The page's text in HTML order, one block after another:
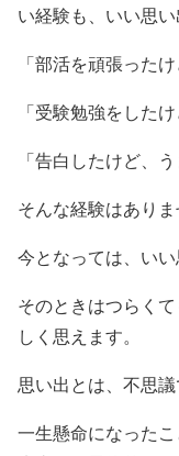
い経験も、いい思い
「部活を頑張った
「受験勉強をした
「告白したけど、
そんな経験はありま
今となっては、いい
そのときはつらく
しく思えます。
思い出とは、不思議
一生懸命になった